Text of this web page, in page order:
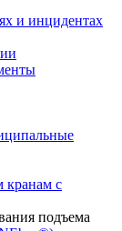
и инцидентах
кранам с
подъема